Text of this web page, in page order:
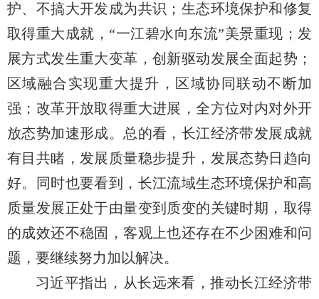
护、不搞大开发成为共识；生态环境保护和修复
取得重大成就，“一江碧水向东流”美景重现；发
展方式发生重大变革，创新驱动发展全面起势；
区域融合实现重大提升，区域协同联动不断加
强；改革开放取得重大进展，全方位对内对外开
放态势加速形成。总的看，长江经济带发展成就
有目共睹，发展质量稳步提升，发展态势日趋向
好。同时也要看到，长江流域生态环境保护和高
质量发展正处于由量变到质变的关键时期，取得
的成效还不稳固，客观上也还存在不少困难和问
题，要继续努力加以解决。
习近平指出，从长远来看，推动长江经济带